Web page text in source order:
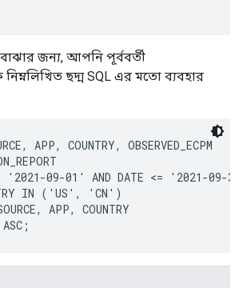
জন্য, আপনি পূর্ববর্তী
ছদ্ম SQL এর মতো ব্যবহার
APP, COUNTRY, OBSERVED_ECPM
'2021-09-01' AND DATE <= '2021-09-
IN ('US', 'CN')
APP, COUNTRY